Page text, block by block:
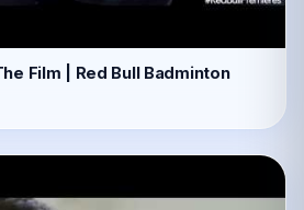
Film | Red Bull Badminton